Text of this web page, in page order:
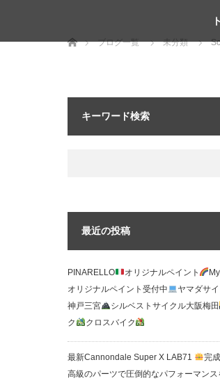
ブログ一覧
未分類
キーワード検索
最近の投稿
PINARELLO オリジナルペイント
オリジナルペイント受付中
ヤマダサ
神戸三宮
シルベストサイクル大阪梅田
ク
クロスバイク
最新Cannondale Super X LAB71 完
高級のパーツで圧倒的なパフォーマンス